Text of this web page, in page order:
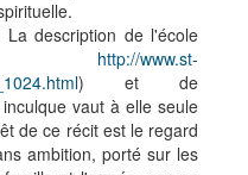
description de l'école
http://www.st-
) et de
vaut à elle seule
de ce récit est le regard
ambition, porté sur les